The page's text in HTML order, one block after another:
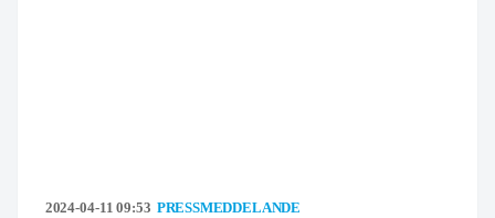
2024-04-11 09:53 PRESSMEDDELANDE